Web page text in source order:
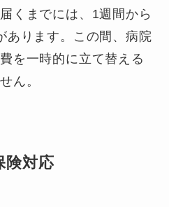
くまでには、1週間から
あります。この間、病院
を一時的に立て替える
ん。
険対応